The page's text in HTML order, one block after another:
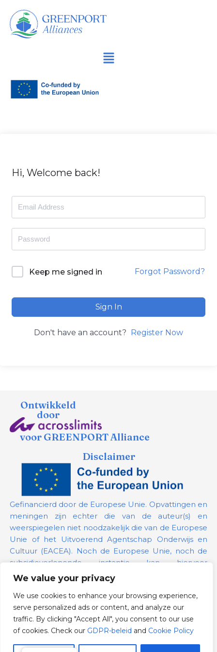
We value your privacy
We use cookies to enhance your browsing experience,
serve personalized ads or content, and analyze our
traffic. By clicking "Accept All", you consent to our use
of cookies. Check our GDPR-beleid and Cookie Policy
Spring
naar
Hi, Welcome back!
Keep me signed in Forgot Password?
Sign In
Don't have an account? Register Now
Ontwikkeld
door
voor GREENPORT Alliance
Disclaimer
Gefinancierd door de Europese Unie. Opvattingen en
meningen zijn echter die van de auteur(s) en
weerspiegelen niet noodzakelijk die van de Europese
Unie of het Uitvoerend Agentschap Onderwijs en
Cultuur (EACEA). Noch de Europese Unie, noch de
subsidieverlenende instantie kan hiervoor
verantwoordelijk worden gehouden.
Projectnummer: 101139879
GDPR-beleid
Cookie Policy